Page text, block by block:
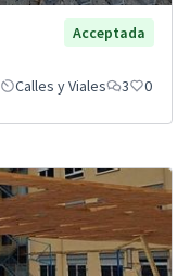
Acceptada
Calles y Viales 3 0